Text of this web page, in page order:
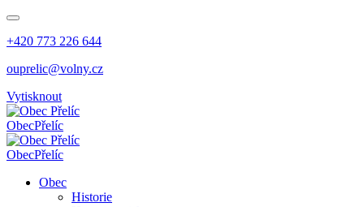
+420 773 226 644
ouprelic@volny.cz
Vytisknout
ObecPřelíc
ObecPřelíc
Obec
Historie